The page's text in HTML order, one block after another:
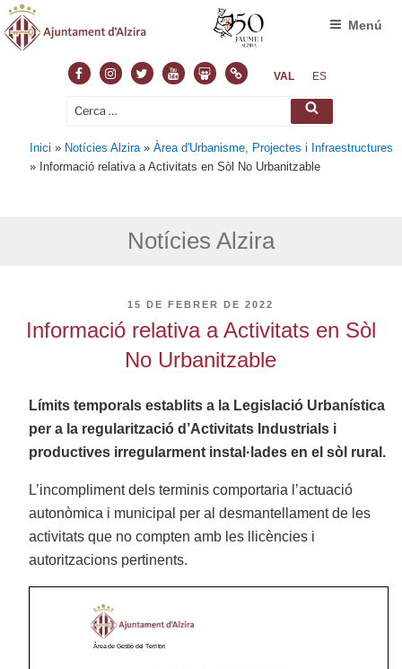
FacebookInstagram
TwitterYoutubeSlideshare
NormasVAL ES
Cerca: Cerca
Menú
Inici » Notícies Alzira »Àrea d'Urbanisme, Projectes i Infraestructures
» Informació relativa a Activitats en Sòl No Urbanitzable
Notícies Alzira
PUBLICAT
15 DE FEBRER DE 2022
Informació relativa a Activitats en Sòl
No Urbanitzable
Límits temporals establits a la Legislació Urbanística
per a la regularització d’Activitats Industrials i
productives irregularment instal·lades en el sòl rural.
L’incompliment dels terminis comportaria l’actuació
autonòmica i municipal per al desmantellament de les
activitats que no compten amb les llicències i
autoritzacions pertinents.